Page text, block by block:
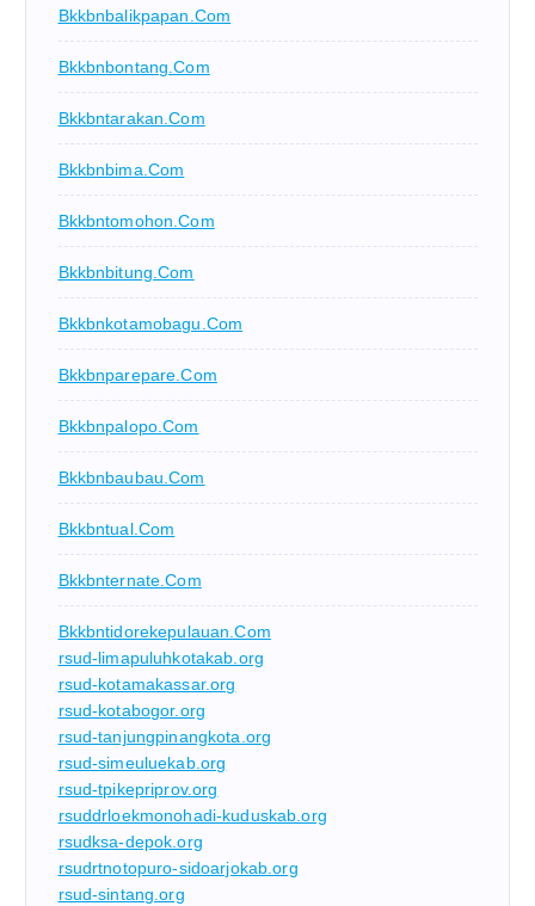
Bkkbnbalikpapan.com
Bkkbnbontang.com
Bkkbntarakan.com
Bkkbnbima.com
Bkkbntomohon.com
Bkkbnbitung.com
Bkkbnkotamobagu.com
Bkkbnparepare.com
Bkkbnpalopo.com
Bkkbnbaubau.com
Bkkbntual.com
Bkkbnternate.com
Bkkbntidorekepulauan.com
rsud-limapuluhkotakab.org
rsud-kotamakassar.org
rsud-kotabogor.org
rsud-tanjungpinangkota.org
rsud-simeuluekab.org
rsud-tpikepriprov.org
rsuddrloekmonohadi-kuduskab.org
rsudksa-depok.org
rsudrtnotopuro-sidoarjokab.org
rsud-sintang.org